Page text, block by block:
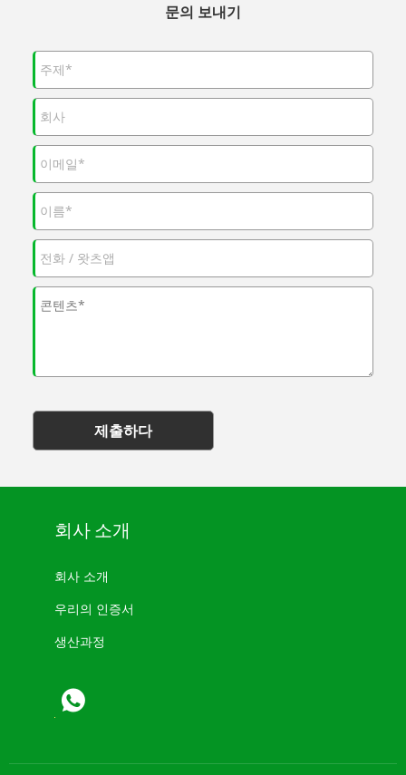
문의 보내기
제출하다
회사 소개
회사 소개
우리의 인증서
생산과정